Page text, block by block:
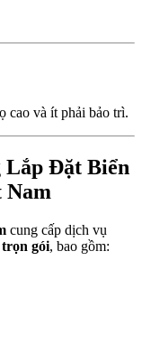
cao và ít phải bảo trì.
Lắp Đặt Biển
Nam
cung cấp dịch vụ
gói, bao gồm: